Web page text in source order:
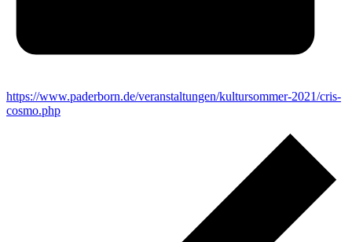
https://www.paderborn.de/veranstaltungen/kultursommer-2021/cris-
cosmo.php